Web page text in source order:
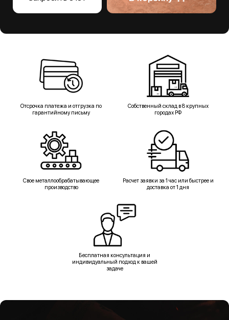
Отсрочка платежа и отгрузка по
гарантийному письму
Собственный склад в 8 крупных
городах РФ
Свое металлообрабатывающее
производство
Расчет заявки за 1 час или быстрее и
доставка от 1 дня
Бесплатная консультация и
индивидуальный подход к вашей
задаче